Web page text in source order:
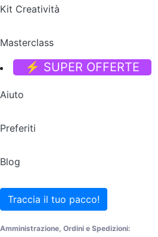
Kit Creatività
Masterclass
⚡ SUPER OFFERTE
Aiuto
Preferiti
Blog
Traccia il tuo pacco!
Amministrazione, Ordini e Spedizioni: